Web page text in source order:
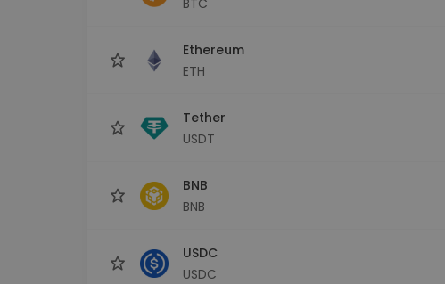
Ethereum
ETH
Tether
USDT
BNB
BNB
USDC
USDC